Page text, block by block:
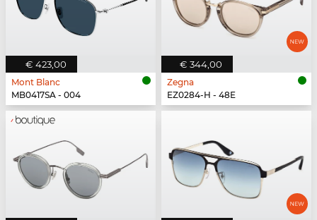
€ 423,00
Mont Blanc
MB0417SA - 004
€ 344,00
Zegna
EZ0284-H - 48E